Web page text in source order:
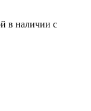
в наличии с